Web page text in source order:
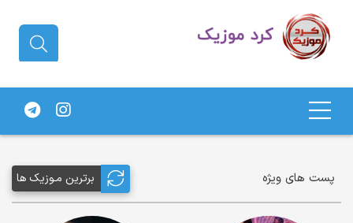
های کردی
پست های ویژه برترین مـوزیک ها